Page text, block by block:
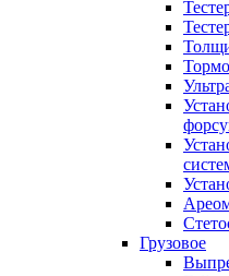
Грузовое